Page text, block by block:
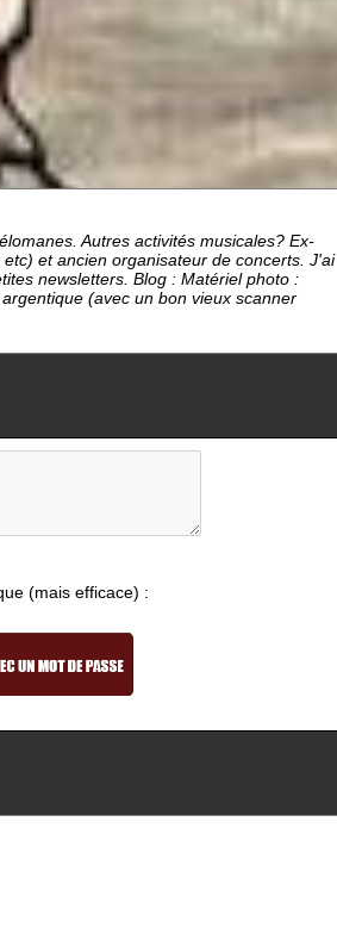
Autres activités musicales? Ex-
et ancien organisateur de concerts. J'ai
newsletters. Blog : Matériel photo :
(avec un bon vieux scanner
(mais efficace) :